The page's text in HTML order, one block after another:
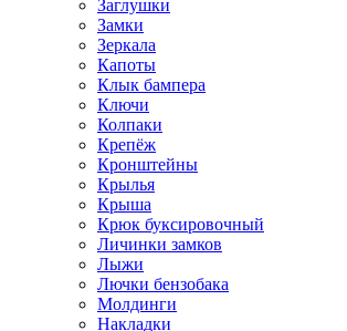
Заглушки
Замки
Зеркала
Капоты
Клык бампера
Ключи
Колпаки
Крепёж
Кронштейны
Крылья
Крыша
Крюк буксировочный
Личинки замков
Лыжи
Лючки бензобака
Молдинги
Накладки